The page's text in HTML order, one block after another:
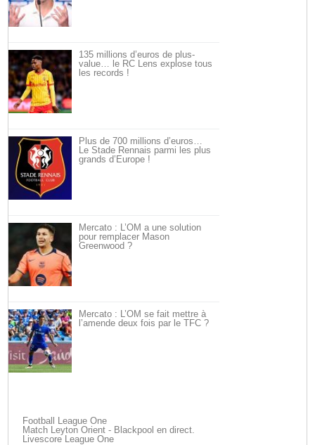
135 millions d’euros de plus-
value… le RC Lens explose tous
les records !
Plus de 700 millions d’euros…
Le Stade Rennais parmi les plus
grands d’Europe !
Mercato : L’OM a une solution
pour remplacer Mason
Greenwood ?
Mercato : L’OM se fait mettre à
l’amende deux fois par le TFC ?
Football League One
Match Leyton Orient - Blackpool en direct.
Livescore League One